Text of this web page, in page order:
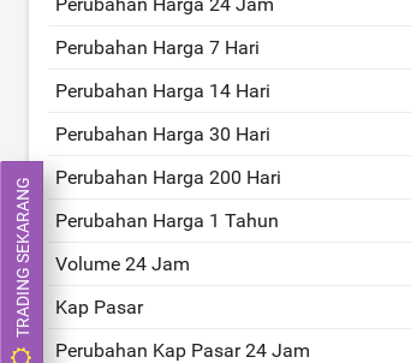
Perubahan Harga 7 Hari
Perubahan Harga 14 Hari
Perubahan Harga 30 Hari
Perubahan Harga 200 Hari
Perubahan Harga 1 Tahun
Volume 24 Jam
Kap Pasar
Perubahan Kap Pasar 24 Jam
TRADING SEKARANG